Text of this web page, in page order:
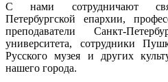
С нами сотрудничают
Петербургской епархии,
преподаватели Санкт-
университета, сотрудники
Русского музея и других
нашего города.